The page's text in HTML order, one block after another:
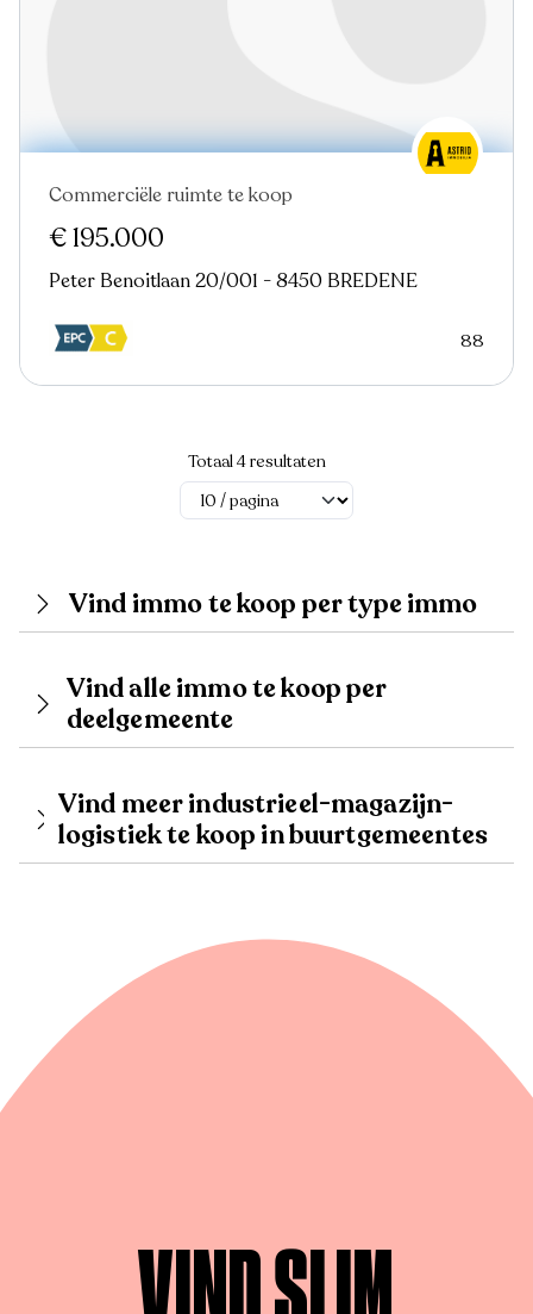
Commerciële ruimte te koop
€ 195.000
Peter Benoitlaan 20/001 - 8450 BREDENE
88
Totaal 4 resultaten
Vind immo te koop per type immo
Vind alle immo te koop per
deelgemeente
Vind meer industrieel-magazijn-
logistiek te koop in buurtgemeentes